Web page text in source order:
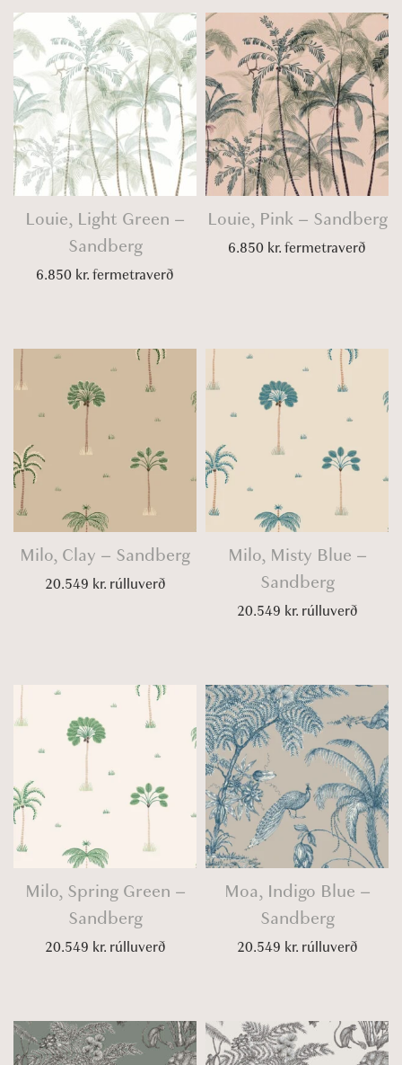
Louie, Light Green –
Sandberg
6.850 kr.fermetraverð
Louie, Pink – Sandberg
6.850 kr.fermetraverð
Milo, Clay – Sandberg
20.549 kr.rúlluverð
Milo, Misty Blue –
Sandberg
20.549 kr.rúlluverð
Milo, Spring Green –
Sandberg
20.549 kr.rúlluverð
Moa, Indigo Blue –
Sandberg
20.549 kr.rúlluverð